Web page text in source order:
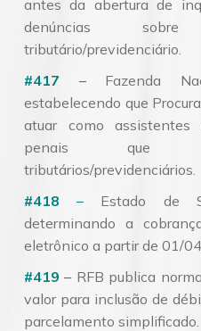
antes da abertura de
denúncias
tributário/previdenciário.
#417 –Fazenda
estabelecendo que
atuar como
penais que
tributários/previdenciários.
#418 – Estado de
determinando a
eletrônico a partir de 01/
#419 – RFB publica
valor para inclusão de
parcelamento simplificado.